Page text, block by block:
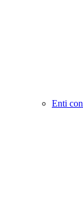
Enti